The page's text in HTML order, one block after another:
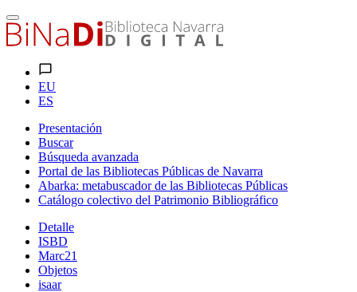
EU
ES
Presentación
Buscar
Búsqueda avanzada
Portal de las Bibliotecas Públicas de Navarra
Abarka: metabuscador de las Bibliotecas Públicas
Catálogo colectivo del Patrimonio Bibliográfico
Detalle
ISBD
Marc21
Objetos
isaar